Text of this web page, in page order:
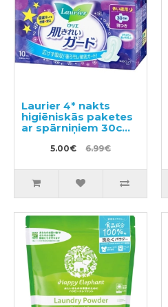
Laurier 4* nakts
higiēniskās paketes
ar spārniņiem 30cm
5.00€ 6.99€